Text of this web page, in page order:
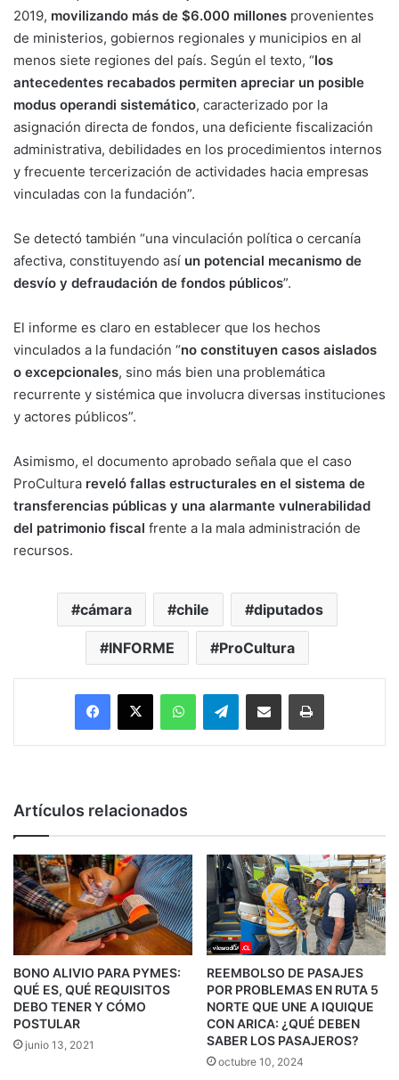
2019, movilizando más de $6.000 millones provenientes
de ministerios, gobiernos regionales y municipios en al
menos siete regiones del país. Según el texto, “los
antecedentes recabados permiten apreciar un posible
modus operandi sistemático, caracterizado por la
asignación directa de fondos, una deficiente fiscalización
administrativa, debilidades en los procedimientos internos
y frecuente tercerización de actividades hacia empresas
vinculadas con la fundación”.
Se detectó también “una vinculación política o cercanía
afectiva, constituyendo así un potencial mecanismo de
desvío y defraudación de fondos públicos”.
El informe es claro en establecer que los hechos
vinculados a la fundación “no constituyen casos aislados
o excepcionales, sino más bien una problemática
recurrente y sistémica que involucra diversas instituciones
y actores públicos”.
Asimismo, el documento aprobado señala que el caso
ProCultura reveló fallas estructurales en el sistema de
transferencias públicas y una alarmante vulnerabilidad
del patrimonio fiscal frente a la mala administración de
recursos.
cámara chile diputados
INFORME ProCultura
Facebook
X WhatsAppTelegramEnviar vía email Imprimir
Artículos relacionados
BONO ALIVIO PARA PYMES:
QUÉ ES, QUÉ REQUISITOS
DEBO TENER Y CÓMO
POSTULAR
junio 13, 2021
REEMBOLSO DE PASAJES
POR PROBLEMAS EN RUTA 5
NORTE QUE UNE A IQUIQUE
CON ARICA: ¿QUÉ DEBEN
SABER LOS PASAJEROS?
octubre 10, 2024